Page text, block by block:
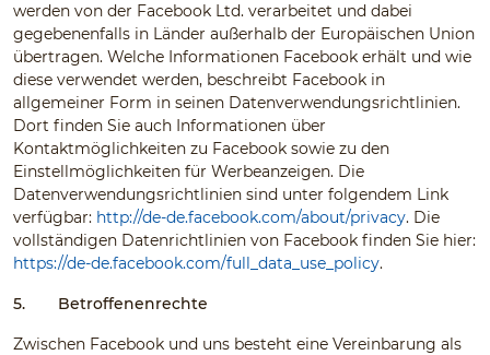
werden von der Facebook Ltd. verarbeitet und dabei
gegebenenfalls in Länder außerhalb der Europäischen Union
übertragen. Welche Informationen Facebook erhält und wie
diese verwendet werden, beschreibt Facebook in
allgemeiner Form in seinen Datenverwendungsrichtlinien.
Dort finden Sie auch Informationen über
Kontaktmöglichkeiten zu Facebook sowie zu den
Einstellmöglichkeiten für Werbeanzeigen. Die
Datenverwendungsrichtlinien sind unter folgendem Link
verfügbar: http://de-de.facebook.com/about/privacy. Die
vollständigen Datenrichtlinien von Facebook finden Sie hier:
https://de-de.facebook.com/full_data_use_policy.
5. Betroffenenrechte
Zwischen Facebook und uns besteht eine Vereinbarung als